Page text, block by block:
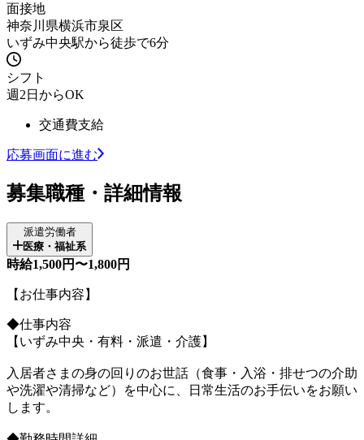
面接地
神奈川県横浜市泉区
いずみ中央駅から徒歩で6分
シフト
週2日からOK
交通費支給
応募画面に進む
募集職種・詳細情報
派遣労働者
医療・福祉系
時給1,500円〜1,800円
【お仕事内容】
◆仕事内容
【いずみ中央・有料・派遣・介護】
入居者さまの身の回りのお世話（食事・入浴・排せつの介助
や洗濯や清掃など）を中心に、日常生活のお手伝いをお願い
します。